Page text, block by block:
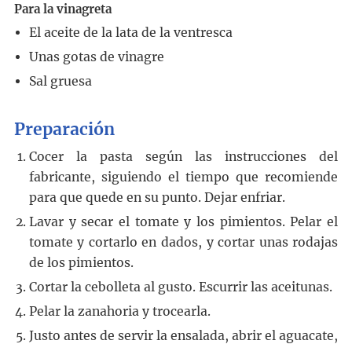
Para la vinagreta
El aceite de la lata de la ventresca
Unas gotas de vinagre
Sal gruesa
Preparación
Cocer la pasta según las instrucciones del
fabricante, siguiendo el tiempo que recomiende
para que quede en su punto. Dejar enfriar.
Lavar y secar el tomate y los pimientos. Pelar el
tomate y cortarlo en dados, y cortar unas rodajas
de los pimientos.
Cortar la cebolleta al gusto. Escurrir las aceitunas.
Pelar la zanahoria y trocearla.
Justo antes de servir la ensalada, abrir el aguacate,